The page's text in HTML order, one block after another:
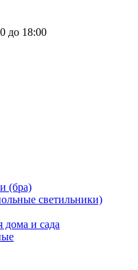
до 18:00
(бра)
светильники)
дома и сада